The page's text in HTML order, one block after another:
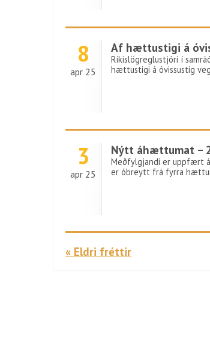
8
apr 25
Af hættustigi á
Ríkislögreglustjóri í
hættustigi á óvissustig
3
apr 25
Nýtt áhættumat –
Meðfylgjandi er uppfært
er óbreytt frá fyrra
« Eldri fréttir